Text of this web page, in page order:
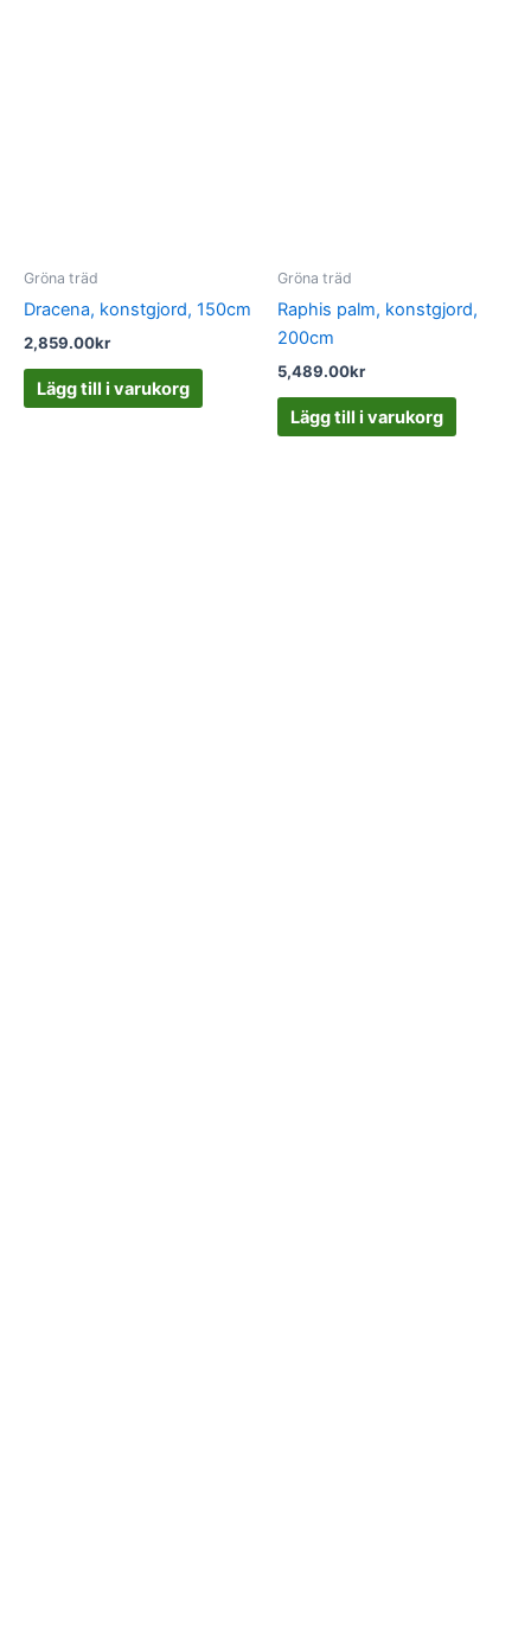
Gröna träd
Dracena, konstgjord, 150cm
2,859.00kr
Lägg till i varukorg
Gröna träd
Raphis palm, konstgjord,
200cm
5,489.00kr
Lägg till i varukorg